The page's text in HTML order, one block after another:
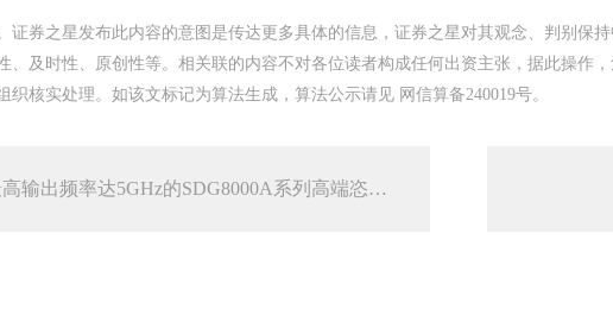
之星发布此内容的意图是传达更多具体的信息，证券之星对其观念、判别保
、及时性、原创性等。相关联的内容不对各位读者构成任何出资主张，据此操作
核实处理。如该文标记为算法生成，算法公示请见 网信算备240019号。
上一篇：鼎阳科技：发布最高输出频率达5GHz的SDG8000A系列高端恣意波形发生器